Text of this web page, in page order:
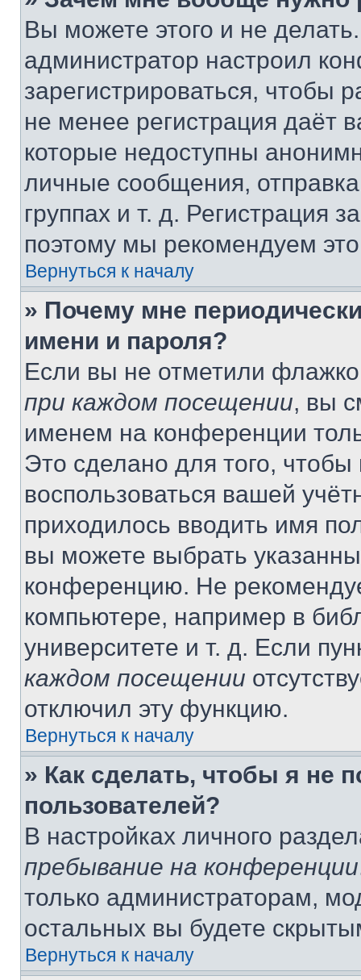
Вы можете этого и не
администратор настроил
зарегистрироваться, чтобы
не менее регистрация даёт
которые недоступны
личные сообщения,
группах и т. д. Регистрация
поэтому мы рекомендуем
Вернуться к началу
» Почему мне
имени и пароля?
Если вы не отметили
при каждом посещении, вы
именем на конференции
Это сделано для того, чтобы
воспользоваться вашей
приходилось вводить имя
вы можете выбрать
конференцию. Не
компьютере, например в
университете и т. д. Если
каждом посещении
отключил эту функцию.
Вернуться к началу
» Как сделать, чтобы я не
пользователей?
В настройках личного
пребывание на конференции
только администраторам,
остальных вы будете
Вернуться к началу